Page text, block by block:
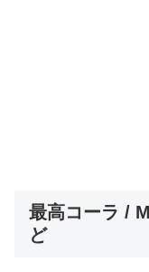
最高コーラ /
ど